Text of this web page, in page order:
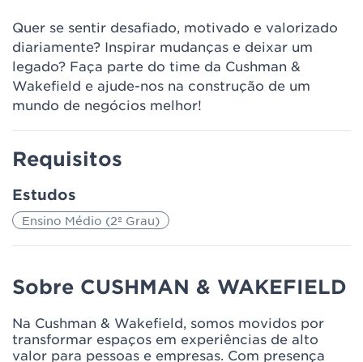
Quer se sentir desafiado, motivado e valorizado
diariamente? Inspirar mudanças e deixar um
legado? Faça parte do time da Cushman &
Wakefield e ajude-nos na construção de um
mundo de negócios melhor!
Requisitos
Estudos
Ensino Médio (2º Grau)
Sobre CUSHMAN & WAKEFIELD
Na Cushman & Wakefield, somos movidos por
transformar espaços em experiências de alto
valor para pessoas e empresas. Com presença